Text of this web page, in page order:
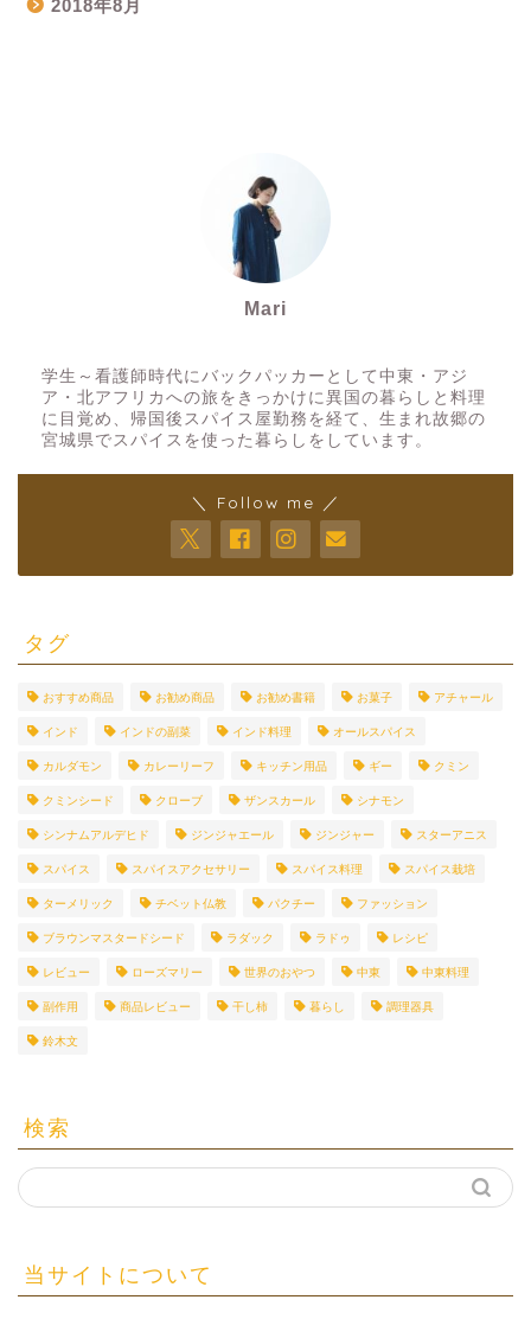
2018年8月
Mari
学生～看護師時代にバックパッカーとして中東・アジ
ア・北アフリカへの旅をきっかけに異国の暮らしと料理
に目覚め、帰国後スパイス屋勤務を経て、生まれ故郷の
宮城県でスパイスを使った暮らしをしています。
＼ Follow me ／
タグ
おすすめ商品 お勧め商品 お勧め書籍 お菓子 アチャール
インド インドの副菜 インド料理 オールスパイス
カルダモン カレーリーフ キッチン用品 ギー クミン
クミンシード クローブ ザンスカール シナモン
シンナムアルデヒド ジンジャエール ジンジャー スターアニス
スパイス スパイスアクセサリー スパイス料理 スパイス栽培
ターメリック チベット仏教 パクチー ファッション
ブラウンマスタードシード ラダック ラドゥ レシピ
レビュー ローズマリー 世界のおやつ 中東 中東料理
副作用 商品レビュー 干し柿 暮らし 調理器具
鈴木文
検索
当サイトについて